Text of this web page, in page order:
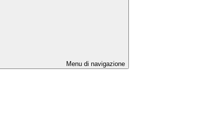
Menu di navigazione